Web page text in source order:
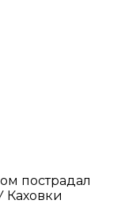
пострадал
Каховки